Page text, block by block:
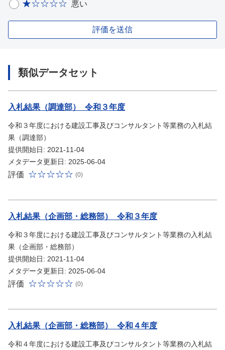
悪い
評価を送信
類似データセット
入札結果（調達部）_令和３年度
令和３年度における建設工事及びコンサルタント等業務の入札結
果（調達部）
提供開始日: 2021-11-04
メタデータ更新日: 2025-06-04
評価 (0)
入札結果（企画部・総務部）_令和３年度
令和３年度における建設工事及びコンサルタント等業務の入札結
果（企画部・総務部）
提供開始日: 2021-11-04
メタデータ更新日: 2025-06-04
評価 (0)
入札結果（企画部・総務部）_令和４年度
令和４年度における建設工事及びコンサルタント等業務の入札結